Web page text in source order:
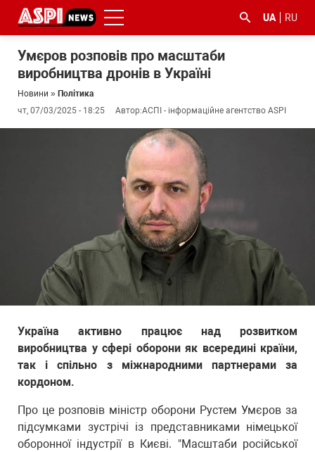
UA RU
Умєров розповів про масштаби
виробництва дронів в Україні
Новини » Політика
чт, 07/03/2025 - 18:25
Автор:АСПІ - інформаційне агентство ASPI
Україна активно працює над розвитком
виробництва у сфері оборони як всередині країни,
так і спільно з міжнародними партнерами за
кордоном.
Про це розповів міністр оборони Рустем Умєров за
підсумками зустрічі із представниками німецької
оборонної індустрії в Києві. "Масштаби російської
#ДФС #Київ #коронавірус